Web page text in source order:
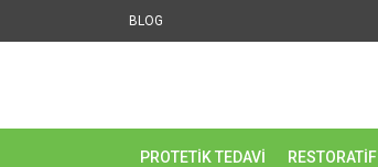
BLOG
PROTETİK TEDAVİ RESTORATİF